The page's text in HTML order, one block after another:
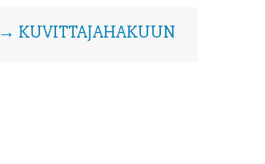
→ KUVITTAJAHAKUUN